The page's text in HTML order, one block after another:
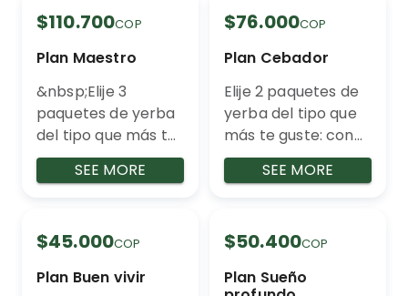
$110.700COP
Plan Maestro
&nbsp;Elije 3
paquetes de yerba
del tipo que más te
guste: con palo, sin
palo o con panela
natural - ⁠Libre de
gluten - ⁠Energia
prolongada durante
SEE MORE
$76.000COP
Plan Cebador
Elije 2 paquetes de
yerba del tipo que
más te guste: con
palo, sin palo o con
panela. Benefiicios
de gluten - ⁠Energia
prolongada durante
todo el dia sin picos
SEE MORE
$45.000COP
Plan Buen vivir
$50.400COP
Plan Sueño